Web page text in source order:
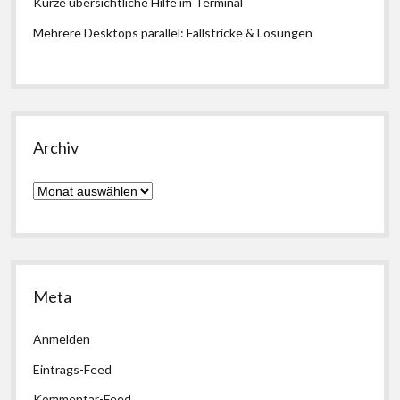
Mehrere Desktops parallel: Fallstricke & Lösungen
Archiv
Archiv
Meta
Anmelden
Eintrags-Feed